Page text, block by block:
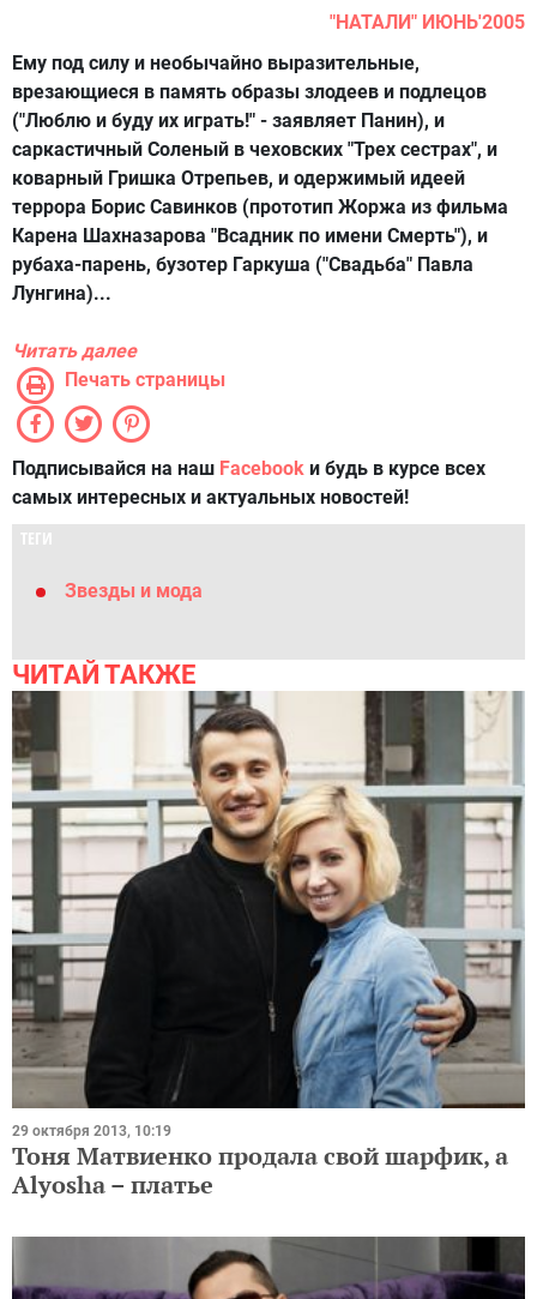
"НАТАЛИ" ИЮНЬ'2005
Ему под силу и необычайно выразительные,
врезающиеся в память образы злодеев и подлецов
("Люблю и буду их играть!" - заявляет Панин), и
саркастичный Соленый в чеховских "Трех сестрах", и
коварный Гришка Отрепьев, и одержимый идеей
террора Борис Савинков (прототип Жоржа из фильма
Карена Шахназарова "Всадник по имени Смерть"), и
рубаха-парень, бузотер Гаркуша ("Свадьба" Павла
Лунгина)...
Читать далее
Печать страницы
Подписывайся на наш Facebook и будь в курсе всех
самых интересных и актуальных новостей!
ТЕГИ
Звезды и мода
ЧИТАЙ ТАКЖЕ
29 октября 2013, 10:19
Тоня Матвиенко продала свой шарфик, а
Alyosha – платье